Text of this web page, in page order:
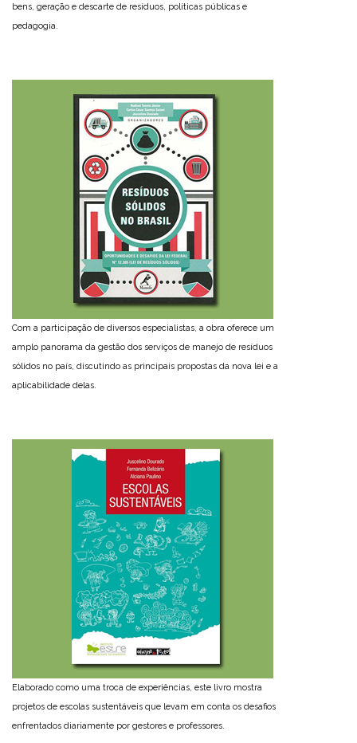
bens, geração e descarte de resíduos, políticas públicas e
pedagogia.
Com a participação de diversos especialistas, a obra oferece um
amplo panorama da gestão dos serviços de manejo de resíduos
sólidos no país, discutindo as principais propostas da nova lei e a
aplicabilidade delas.
Elaborado como uma troca de experiências, este livro mostra
projetos de escolas sustentáveis que levam em conta os desafios
enfrentados diariamente por gestores e professores.